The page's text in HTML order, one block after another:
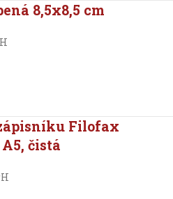
8,5x8,5 cm
Filofax
čistá